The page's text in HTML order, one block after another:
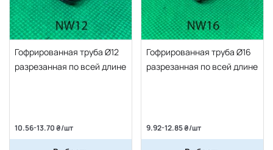
Гофрированная труба Ø12
разрезанная по всей длине
10.56-13.70 ₴/шт
Гофрированная труба Ø16
разрезанная по всей длине
9.92-12.85 ₴/шт